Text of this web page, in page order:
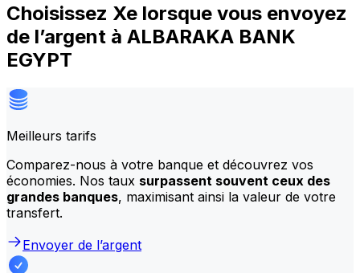
Choisissez Xe lorsque vous envoyez
de l’argent à ALBARAKA BANK
EGYPT
Meilleurs tarifs
Comparez-nous à votre banque et découvrez vos
économies. Nos taux surpassent souvent ceux des
grandes banques, maximisant ainsi la valeur de votre
transfert.
Envoyer de l’argent